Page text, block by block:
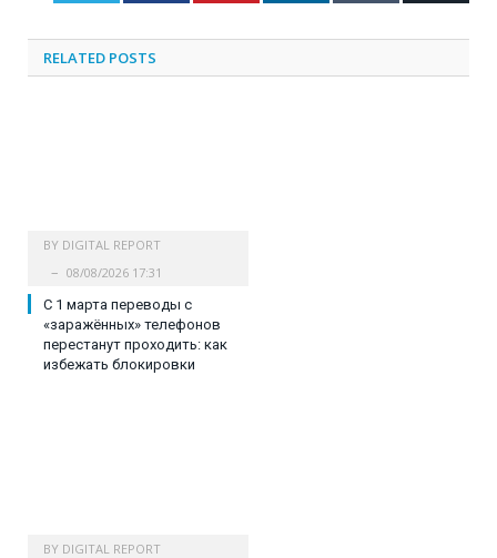
RELATED POSTS
BY DIGITAL REPORT
08/08/2026 17:31
С 1 марта переводы с
«заражённых» телефонов
перестанут проходить: как
избежать блокировки
BY DIGITAL REPORT